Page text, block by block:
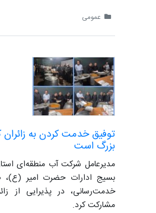
عمومی
توفیق خدمت کردن به زائران
بزرگ است
مدیرعامل شرکت آب منطقه‌ای
بسیج ادارات حضرت امیر (ع)،
خدمت‌رسانی، در پذیرایی از
مشارکت کرد.